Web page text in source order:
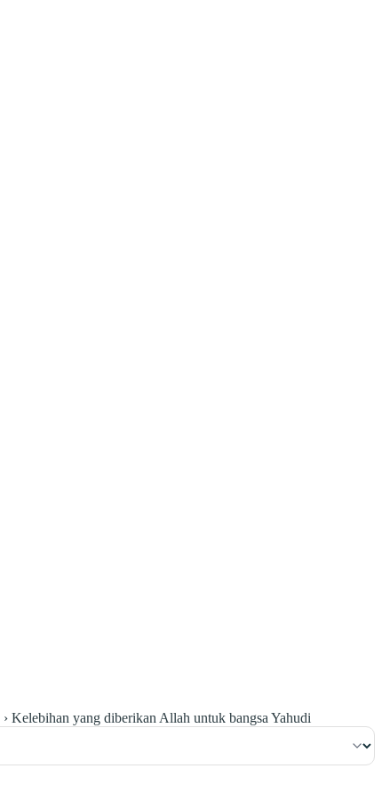
› Kelebihan yang diberikan Allah untuk bangsa Yahudi